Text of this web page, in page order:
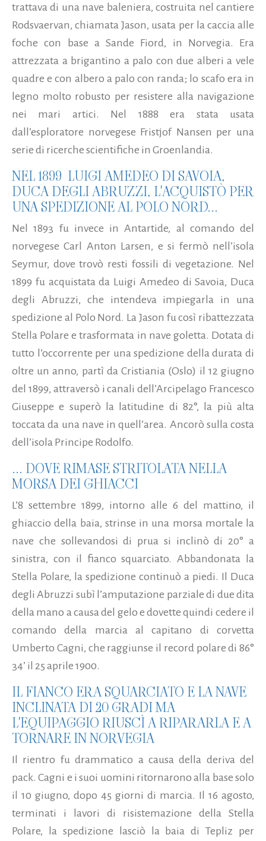
trattava di una nave baleniera, costruita nel cantiere
Rodsvaervan, chiamata Jason, usata per la caccia alle
foche con base a Sande Fiord, in Norvegia. Era
attrezzata a brigantino a palo con due alberi a vele
quadre e con albero a palo con randa; lo scafo era in
legno molto robusto per resistere alla navigazione
nei mari artici. Nel 1888 era stata usata
dall’esploratore norvegese Fristjof Nansen per una
serie di ricerche scientifiche in Groenlandia.
NEL 1899 LUIGI AMEDEO DI SAVOIA,
DUCA DEGLI ABRUZZI, L'ACQUISTÒ PER
UNA SPEDIZIONE AL POLO NORD...
Nel 1893 fu invece in Antartide, al comando del
norvegese Carl Anton Larsen, e si fermò nell’isola
Seymur, dove trovò resti fossili di vegetazione. Nel
1899 fu acquistata da Luigi Amedeo di Savoia, Duca
degli Abruzzi, che intendeva impiegarla in una
spedizione al Polo Nord. La Jason fu così ribattezzata
Stella Polare e trasformata in nave goletta. Dotata di
tutto l’occorrente per una spedizione della durata di
oltre un anno, partì da Cristiania (Oslo) il 12 giugno
del 1899, attraversò i canali dell’Arcipelago Francesco
Giuseppe e superò la latitudine di 82°, la più alta
toccata da una nave in quell’area. Ancorò sulla costa
dell’isola Principe Rodolfo.
... DOVE RIMASE STRITOLATA NELLA
MORSA DEI GHIACCI
L’8 settembre 1899, intorno alle 6 del mattino, il
ghiaccio della baia, strinse in una morsa mortale la
nave che sollevandosi di prua si inclinò di 20° a
sinistra, con il fianco squarciato. Abbandonata la
Stella Polare, la spedizione continuò a piedi. Il Duca
degli Abruzzi subì l’amputazione parziale di due dita
della mano a causa del gelo e dovette quindi cedere il
comando della marcia al capitano di corvetta
Umberto Cagni, che raggiunse il record polare di 86°
34’ il 25 aprile 1900.
IL FIANCO ERA SQUARCIATO E LA NAVE
INCLINATA DI 20 GRADI MA
L'EQUIPAGGIO RIUSCÌ A RIPARARLA E A
TORNARE IN NORVEGIA
Il rientro fu drammatico a causa della deriva del
pack. Cagni e i suoi uomini ritornarono alla base solo
il 10 giugno, dopo 45 giorni di marcia. Il 16 agosto,
terminati i lavori di risistemazione della Stella
Polare, la spedizione lasciò la baia di Tepliz per